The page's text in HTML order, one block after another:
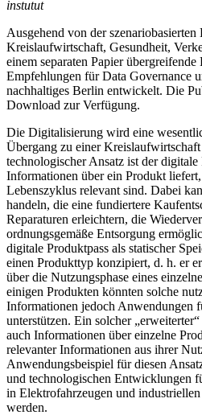
instutut
Ausgehend von der
Kreislaufwirtschaft, Gesundheit,
einem separaten Papier übergreifende
Empfehlungen für Data Governance
nachhaltiges Berlin entwickelt. Die
Download zur Verfügung.
Die Digitalisierung wird eine
Übergang zu einer
technologischer Ansatz ist der digitale
Informationen über ein Produkt
Lebenszyklus relevant sind. Dabei
handeln, die eine fundiertere
Reparaturen erleichtern, die
ordnungsgemäße Entsorgung
digitale Produktpass als statischer
einen Produkttyp konzipiert, d. h. er
über die Nutzungsphase eines
einigen Produkten könnten solche
Informationen jedoch Anwendungen
unterstützen. Ein solcher
auch Informationen über einzelne
relevanter Informationen aus ihrer
Anwendungsbeispiel für diesen
und technologischen Entwicklungen
in Elektrofahrzeugen und
werden.